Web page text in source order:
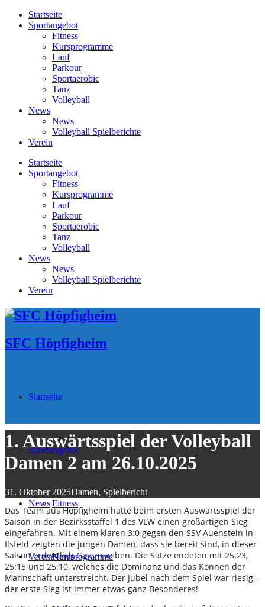
Startseite
Sportangebot
Fitness
Kursprogramme
Lauf
Parkour
Sportaerobic
Tanz
Volleyball
News
News
Volleyball Spielberichte
Verein
Startseite
Sportangebot
Fitness
Kursprogramme
Lauf
Parkour
Sportaerobic
Tanz
Volleyball
News
News
Volleyball Spielberichte
Verein
SFC Höpfigheim
Startseite
Sportangebot
Fitness
Kursprogramme
News
News
Verein
1. Auswärtsspiel der Volleyball
Damen 2 am 26.10.2025
31. Oktober 2025Damen, Spielbericht
Das Team aus Höpfigheim hatte beim ersten Auswärtsspiel der
Saison in der Bezirksstaffel 1 des VLW einen großartigen Sieg
eingefahren. Mit einem klaren 3:0 gegen den SSV Auenstein in
Ilsfeld zeigten die jungen Damen, dass sie bereit sind, in dieser
Saison ordentlich Gas zu geben. Die Sätze endeten mit 25:23,
25:15 und 25:10, welches die Dominanz und das Können der
Mannschaft unterstreicht. Der Jubel nach dem Spiel war riesig –
der erste Sieg ist immer etwas ganz Besonderes!